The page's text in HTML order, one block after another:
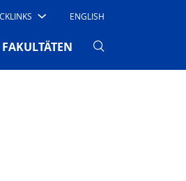
ENGLISH
FAKULTÄTEN